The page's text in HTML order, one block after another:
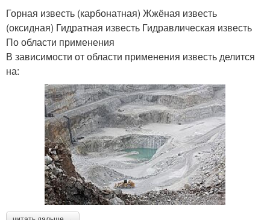
Горная известь (карбонатная) Жжёная известь
(оксидная) Гидратная известь Гидравлическая известь
По области применения
В зависимости от области применения известь делится
на: